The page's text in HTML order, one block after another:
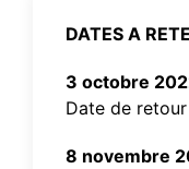
DATES A
3 octobre
Date de
8 novembre